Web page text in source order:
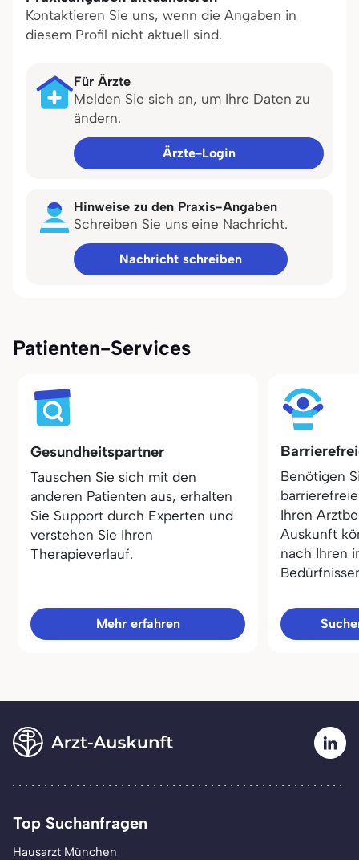
Kontaktieren Sie uns, wenn die Angaben in
diesem Profil nicht aktuell sind.
Für Ärzte
Melden Sie sich an, um Ihre Daten zu
ändern.
Ärzte-Login
Hinweise zu den Praxis-Angaben
Schreiben Sie uns eine Nachricht.
Nachricht schreiben
Patienten-Services
Gesundheitspartner
Tauschen Sie sich mit den
anderen Patienten aus, erhalten
Sie Support durch Experten und
verstehen Sie Ihren
Therapieverlauf.
Mehr erfahren
Benötigen
Ihren
Auskunft
nach Ihren
Top Suchanfragen
Hausarzt München